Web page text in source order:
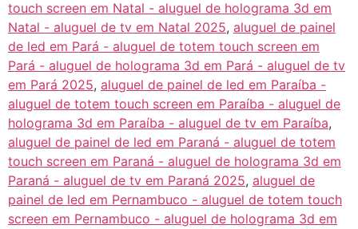
touch screen em Natal - aluguel de holograma 3d em
Natal - aluguel de tv em Natal 2025, aluguel de painel
de led em Pará - aluguel de totem touch screen em
Pará - aluguel de holograma 3d em Pará - aluguel de tv
em Pará 2025, aluguel de painel de led em Paraíba -
aluguel de totem touch screen em Paraíba - aluguel de
holograma 3d em Paraíba - aluguel de tv em Paraíba,
aluguel de painel de led em Paraná - aluguel de totem
touch screen em Paraná - aluguel de holograma 3d em
Paraná - aluguel de tv em Paraná 2025, aluguel de
painel de led em Pernambuco - aluguel de totem touch
screen em Pernambuco - aluguel de holograma 3d em